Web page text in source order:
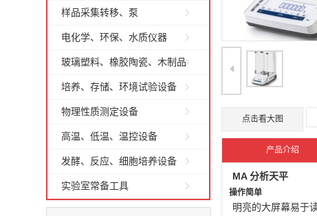
点击看大图
产品介绍
MA 分析天平
操作简单
明亮的大屏幕易于
样品采集转移、泵
电化学、环保、水质仪器
玻璃塑料、橡胶陶瓷、木制品
培养、存储、环境试验设备
物理性质测定设备
高温、低温、温控设备
发酵、反应、细胞培养设备
实验室常备工具